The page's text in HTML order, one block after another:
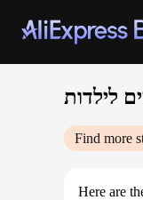
לילדות
Find more
Here are